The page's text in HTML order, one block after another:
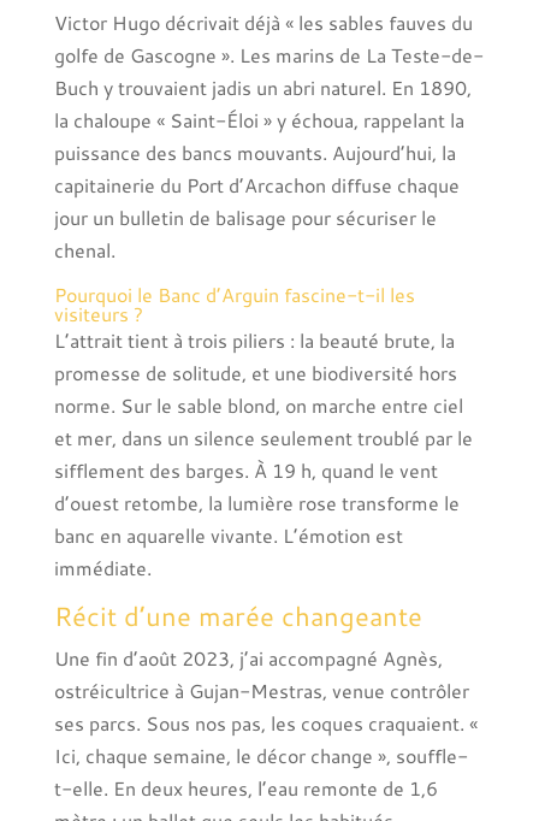
Victor Hugo décrivait déjà « les sables fauves du
golfe de Gascogne ». Les marins de La Teste-de-
Buch y trouvaient jadis un abri naturel. En 1890,
la chaloupe « Saint-Éloi » y échoua, rappelant la
puissance des bancs mouvants. Aujourd’hui, la
capitainerie du Port d’Arcachon diffuse chaque
jour un bulletin de balisage pour sécuriser le
chenal.
Pourquoi le Banc d’Arguin fascine-t-il les
visiteurs ?
L’attrait tient à trois piliers : la beauté brute, la
promesse de solitude, et une biodiversité hors
norme. Sur le sable blond, on marche entre ciel
et mer, dans un silence seulement troublé par le
sifflement des barges. À 19 h, quand le vent
d’ouest retombe, la lumière rose transforme le
banc en aquarelle vivante. L’émotion est
immédiate.
Récit d’une marée changeante
Une fin d’août 2023, j’ai accompagné Agnès,
ostréicultrice à Gujan-Mestras, venue contrôler
ses parcs. Sous nos pas, les coques craquaient. «
Ici, chaque semaine, le décor change », souffle-
t-elle. En deux heures, l’eau remonte de 1,6